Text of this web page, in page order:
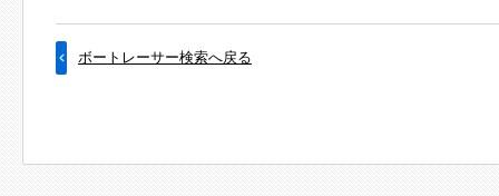
ボートレーサー検索へ戻る